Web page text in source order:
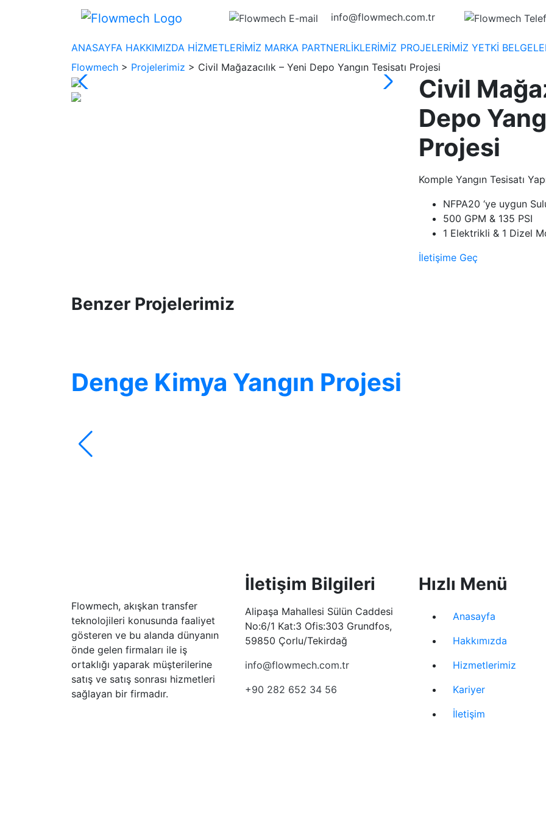
info@flowmech.com.tr
ANASAYFA HAKKIMIZDA HİZMETLERİMİZ MARKA PARTNERLİKLERİMİZ PROJELERİMİZ YETKİ
Flowmech > Projelerimiz > Civil Mağazacılık – Yeni Depo Yangın Tesisatı Projesi
Civil
Depo
Projesi
Komple Yangın Tesisatı
NFPA20 ‘ye uygun
500 GPM & 135 PSI
1 Elektrikli & 1 Dizel
İletişime Geç
Benzer Projelerimiz
Denge Kimya Yangın Projesi
Flowmech, akışkan transfer
teknolojileri konusunda faaliyet
gösteren ve bu alanda dünyanın
önde gelen firmaları ile iş
ortaklığı yaparak müşterilerine
satış ve satış sonrası hizmetleri
sağlayan bir firmadır.
Hızlı Menü
Anasayfa
Hakkımızda
Hizmetlerimiz
Kariyer
İletişim
İletişim Bilgileri
Alipaşa Mahallesi Sülün Caddesi
No:6/1 Kat:3 Ofis:303 Grundfos,
59850 Çorlu/Tekirdağ
info@flowmech.com.tr
+90 282 652 34 56